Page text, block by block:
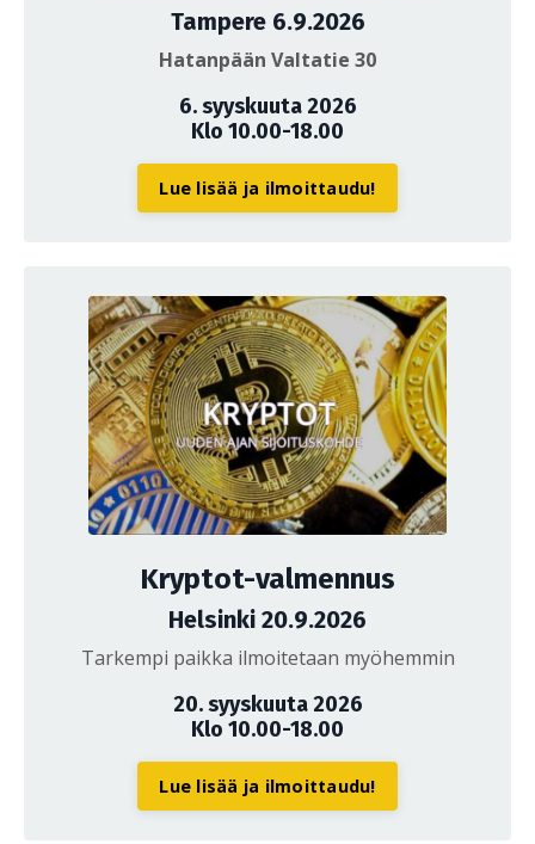
Tampere 6.9.2026
Hatanpään Valtatie 30
6. syyskuuta 2026
Klo 10.00-18.00
Lue lisää ja ilmoittaudu!
Kryptot-valmennus
Helsinki 20.9.2026
Tarkempi paikka ilmoitetaan myöhemmin
20. syyskuuta 2026
Klo 10.00-18.00
Lue lisää ja ilmoittaudu!